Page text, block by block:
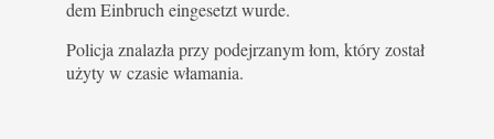
dem Einbruch eingesetzt wurde.
Policja znalazła przy podejrzanym łom, który został
użyty w czasie włamania.